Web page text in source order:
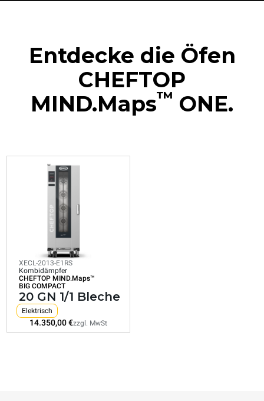
Entdecke die Öfen
CHEFTOP
MIND.Maps™ ONE.
XECL-2013-E1RS
Kombidämpfer
CHEFTOP MIND.Maps™
20 GN 1/1 Bleche
Verbrauch in kWh: 179,9 kWh/Tag
CO2-Emissionen: 0 kg CO2/Tag
14.350,00 € zzgl. MwSt
XECL-2013-E1RS
Kombidämpfer
CHEFTOP MIND.Maps™
BIG COMPACT
20 GN 1/1 Bleche
Elektrisch
14.350,00 €zzgl. MwSt